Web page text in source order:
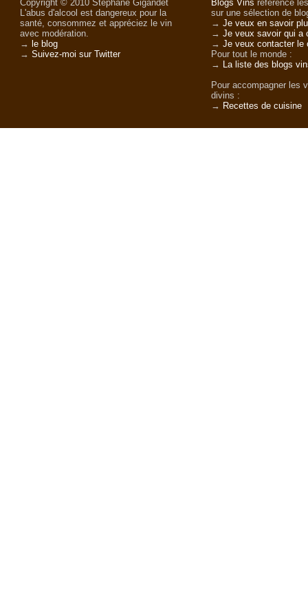
Copyright © 2010 Stéphane Gigandet
L'abus d'alcool est dangereux pour la
santé, consommez et appréciez le vin
avec modération.
→ le blog
→Suivez-moi sur Twitter
Blogs Vins référence
sur une sélection de
→Je veux en savoir
→Je veux savoir qui a
→Je veux contacter le
Pour tout le monde :
→
La liste des blogs
Pour accompagner les
divins :
→ Recettes de cuisine